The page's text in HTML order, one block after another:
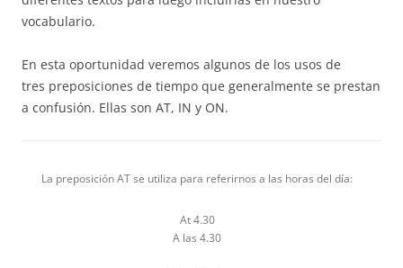
vocabulario.
En esta oportunidad veremos algunos de los usos de
tres preposiciones de tiempo que generalmente se prestan
a confusión. Ellas son AT, IN y ON.
La preposición AT se utiliza para referirnos a las horas del día:
At 4.30
A las 4.30